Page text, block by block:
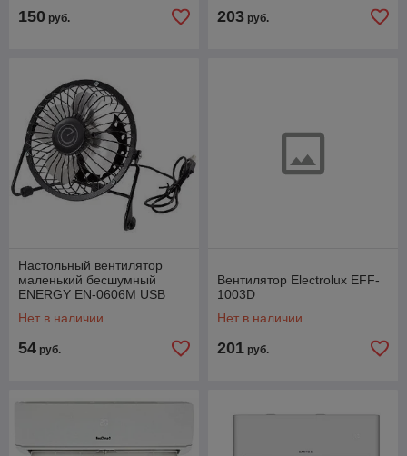
150 руб. 203 руб.
Настольный вентилятор
маленький бесшумный
ENERGY EN-0606M USB
Нет в наличии
54 руб.
Вентилятор Electrolux EFF-
1003D
Нет в наличии
201 руб.